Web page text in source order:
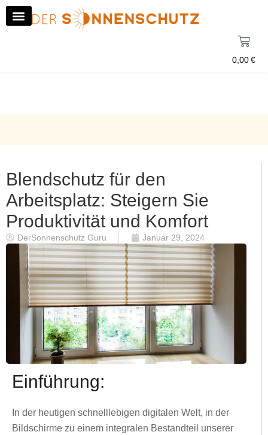
0,00€
Blendschutz für den
Arbeitsplatz: Steigern Sie
Produktivität und Komfort
DerSonnenschutz Guru Januar 29, 2024
Einführung:
In der heutigen schnelllebigen digitalen Welt, in der
Bildschirme zu einem integralen Bestandteil unserer